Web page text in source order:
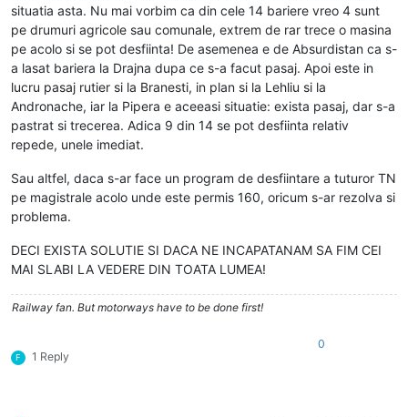
situatia asta. Nu mai vorbim ca din cele 14 bariere vreo 4 sunt
pe drumuri agricole sau comunale, extrem de rar trece o masina
pe acolo si se pot desfiinta! De asemenea e de Absurdistan ca s-
a lasat bariera la Drajna dupa ce s-a facut pasaj. Apoi este in
lucru pasaj rutier si la Branesti, in plan si la Lehliu si la
Andronache, iar la Pipera e aceeasi situatie: exista pasaj, dar s-a
pastrat si trecerea. Adica 9 din 14 se pot desfiinta relativ
repede, unele imediat.
Sau altfel, daca s-ar face un program de desfiintare a tuturor TN
pe magistrale acolo unde este permis 160, oricum s-ar rezolva si
problema.
DECI EXISTA SOLUTIE SI DACA NE INCAPATANAM SA FIM CEI
MAI SLABI LA VEDERE DIN TOATA LUMEA!
Railway fan. But motorways have to be done first!
F 1 Reply
0